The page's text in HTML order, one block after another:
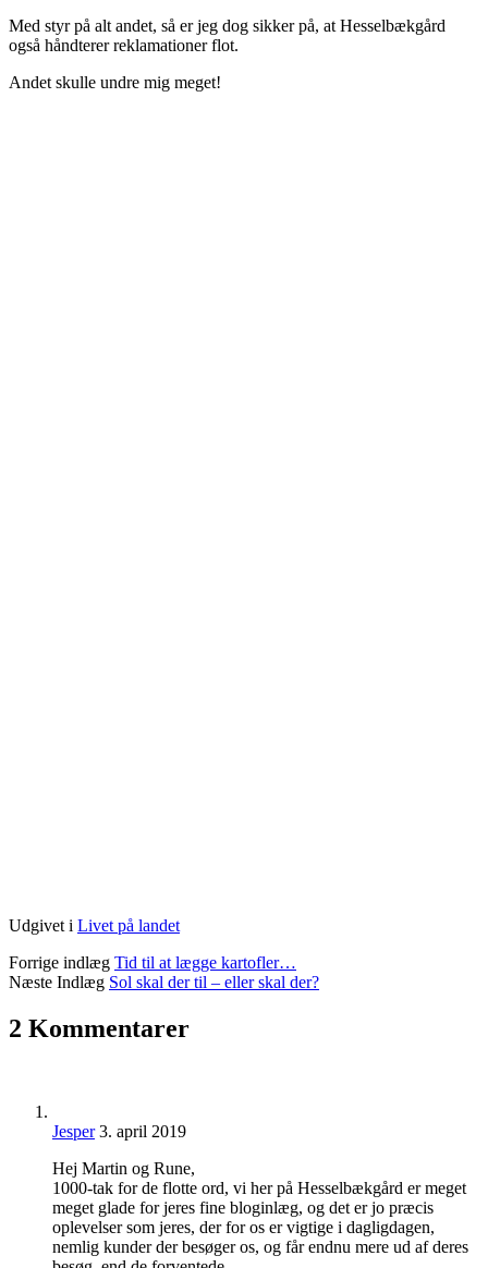
Med styr på alt andet, så er jeg dog sikker på, at Hesselbækgård
også håndterer reklamationer flot.
Andet skulle undre mig meget!
Udgivet i Livet på landet
Forrige indlæg Tid til at lægge kartofler…
Næste Indlæg Sol skal der til – eller skal der?
2 Kommentarer
Jesper 3. april 2019
Hej Martin og Rune,
1000-tak for de flotte ord, vi her på Hesselbækgård er meget
meget glade for jeres fine bloginlæg, og det er jo præcis
oplevelser som jeres, der for os er vigtige i dagligdagen,
nemlig kunder der besøger os, og får endnu mere ud af deres